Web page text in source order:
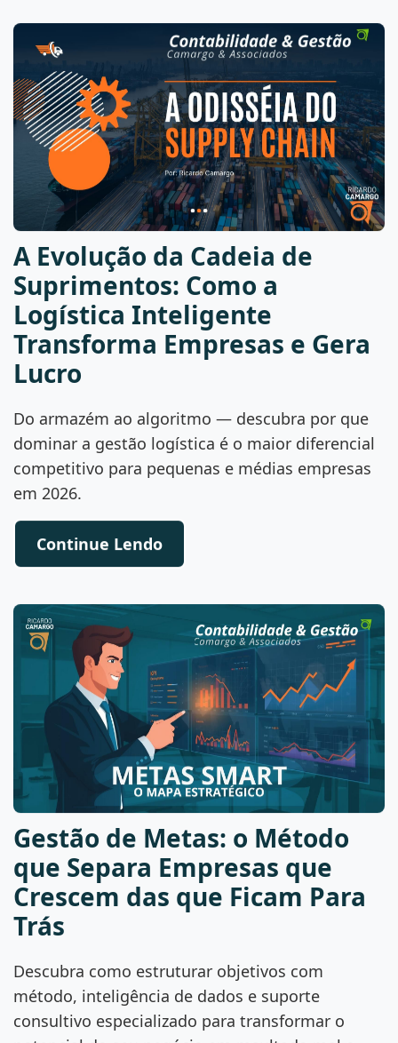
A Evolução da Cadeia de
Suprimentos: Como a
Logística Inteligente
Transforma Empresas e Gera
Lucro
Do armazém ao algoritmo — descubra por que
dominar a gestão logística é o maior diferencial
competitivo para pequenas e médias empresas
em 2026.
Continue Lendo
Gestão de Metas: o Método
que Separa Empresas que
Crescem das que Ficam Para
Trás
Descubra como estruturar objetivos com
método, inteligência de dados e suporte
consultivo especializado para transformar o